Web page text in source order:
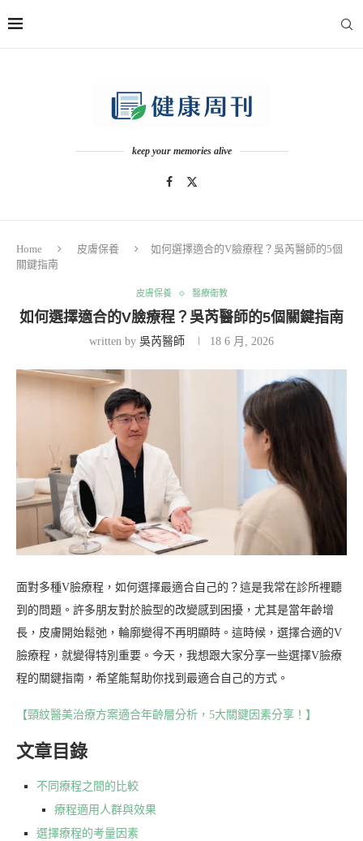
keep your memories alive
Home 皮膚保養
如何選擇適合的V臉療程？吳芮醫師的5個
關鍵指南
皮膚保養 醫療衛教
如何選擇適合的V臉療程？吳芮醫師的5個關鍵指南
written by 吳芮醫師 18 6 月, 2026
面對多種V臉療程，如何選擇最適合自己的？這是我常在診所裡聽
到的問題。許多朋友對於臉型的改變感到困擾，尤其是當年齡增
長，皮膚開始鬆弛，輪廓變得不再明顯時。這時候，選擇合適的V
臉療程，就變得特別重要。今天，我想跟大家分享一些選擇V臉療
程的關鍵指南，希望能幫助你找到最適合自己的方式。
【頸紋醫美治療方案適合年齡層分析，5大關鍵因素分享！】
文章目錄
不同療程之間的比較
療程適用人群與效果
選擇療程的考量因素